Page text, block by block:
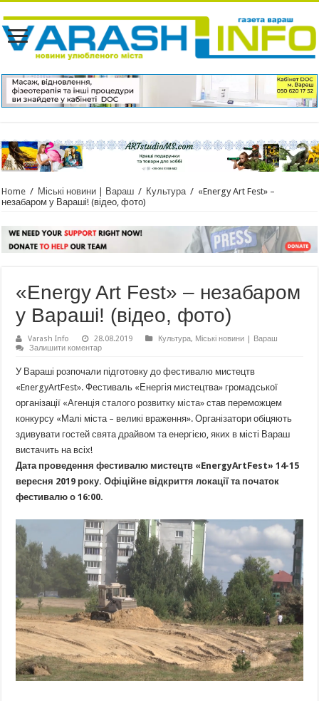
Home / Міські новини | Вараш / Культура / «Energy Art Fest» –
незабаром у Вараші! (відео, фото)
«Energy Art Fest» – незабаром
у Вараші! (відео, фото)
Varash Info 28.08.2019 Культура, Міські новини | Вараш
Залишити коментар
У Вараші розпочали підготовку до фестивалю мистецтв
«EnergyArtFest». Фестиваль «Енергія мистецтва» громадської
організації «Агенція сталого розвитку міста» став переможцем
конкурсу «Малі міста – великі враження». Організатори обіцяють
здивувати гостей свята драйвом та енергією, яких в місті Вараш
вистачить на всіх!
Дата проведення фестивалю мистецтв «EnergyArtFest» 14-15
вересня 2019 року. Офіційне відкриття локації та початок
фестивалю о 16:00.